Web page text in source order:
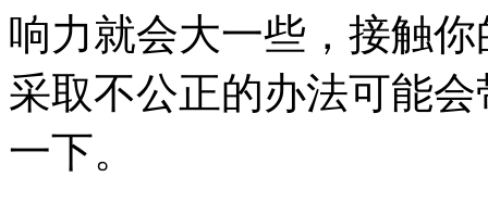
响力就会大一些，接触
采取不公正的办法可能
一下。